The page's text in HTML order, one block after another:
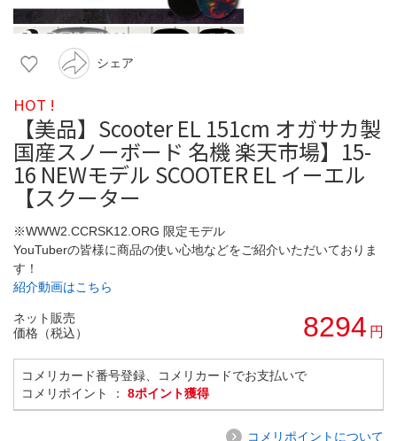
シェア
HOT !
【美品】Scooter EL 151cm オガサカ製
国産スノーボード 名機 楽天市場】15-
16 NEWモデル SCOOTER EL イーエル
【スクーター
※WWW2.CCRSK12.ORG 限定モデル
YouTuberの皆様に商品の使い心地などをご紹介いただいておりま
す！
紹介動画はこちら
ネット販売
価格（税込）
8294 円
コメリカード番号登録、コメリカードでお支払いで
コメリポイント ： 8ポイント獲得
コメリポイントについて